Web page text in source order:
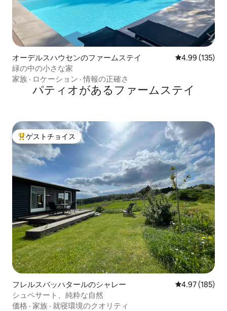
オーデルスハウセンのファームステイ レビュー135
4.99 (135)
緑の中の小さな家
家族 · ロケーション ·情報の正確さ
パティオがあるファームステイ
大好評のゲストチョイスです。
ゲストチョイス
フレルスバッハタールのシャレー レビュー185
4.97 (185)
シュペサート、純粋な自然
価格 · 家族 · 就寝環境のクオリティ